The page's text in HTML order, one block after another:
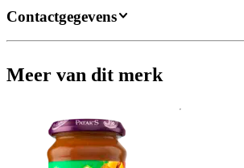
Contactgegevens
Meer van dit merk